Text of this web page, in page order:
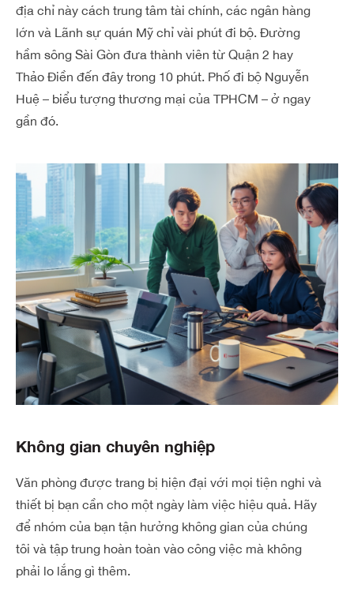
địa chỉ này cách trung tâm tài chính, các ngân hàng
lớn và Lãnh sự quán Mỹ chỉ vài phút đi bộ. Đường
hầm sông Sài Gòn đưa thành viên từ Quận 2 hay
Thảo Điền đến đây trong 10 phút. Phố đi bộ Nguyễn
Huệ – biểu tượng thương mại của TPHCM – ở ngay
gần đó.
Không gian chuyên nghiệp
Văn phòng được trang bị hiện đại với mọi tiện nghi và
thiết bị bạn cần cho một ngày làm việc hiệu quả. Hãy
để nhóm của bạn tận hưởng không gian của chúng
tôi và tập trung hoàn toàn vào công việc mà không
phải lo lắng gì thêm.